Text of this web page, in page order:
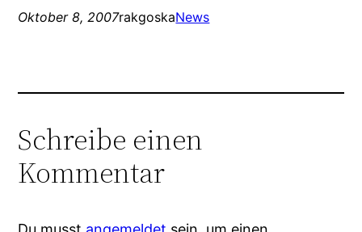
Oktober 8, 2007rakgoskaNews
Schreibe einen
Kommentar